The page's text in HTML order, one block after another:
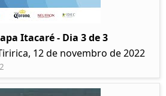
Itacaré - Dia 3 de 3
12 de novembro de 2022